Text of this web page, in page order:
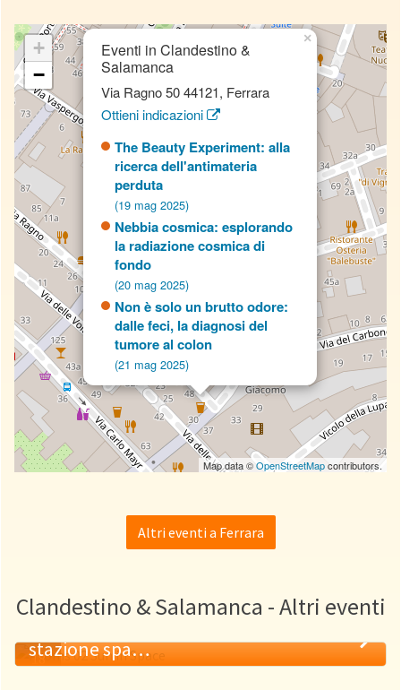
Eventi in Clandestino &
Salamanca
Via Ragno 50 44121, Ferrara
Ottieni indicazioni
The Beauty Experiment: alla
ricerca dell'antimateria
perduta
(19 mag 2025)
Nebbia cosmica: esplorando
la radiazione cosmica di
fondo
(20 mag 2025)
Non è solo un brutto odore:
dalle feci, la diagnosi del
tumore al colon
(21 mag 2025)
×
+
−
Map data ©OpenStreetMapcontributors.
Altri eventi a Ferrara
Clandestino & Salamanca - Altri eventi
18
stazione spa…